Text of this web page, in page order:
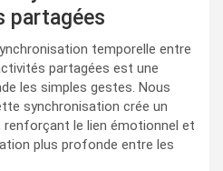
partagées
temporelle entre
partagées est une
les simples gestes. Nous
synchronisation crée un
renforçant le lien émotionnel et
plus profonde entre les